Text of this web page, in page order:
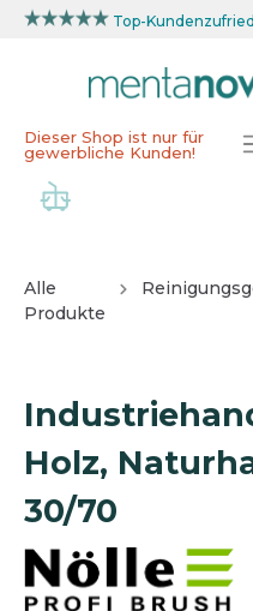
Top-
Dieser Shop ist nur für
gewerbliche Kunden!
Alle
Produkte
Holz,
30/70